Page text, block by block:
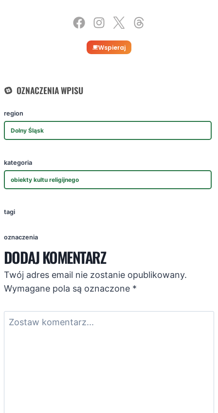
Wspieraj
OZNACZENIA WPISU
region
Dolny Śląsk
kategoria
obiekty kultu religijnego
tagi
oznaczenia
DODAJ KOMENTARZ
Twój adres email nie zostanie opublikowany.
Wymagane pola są oznaczone *